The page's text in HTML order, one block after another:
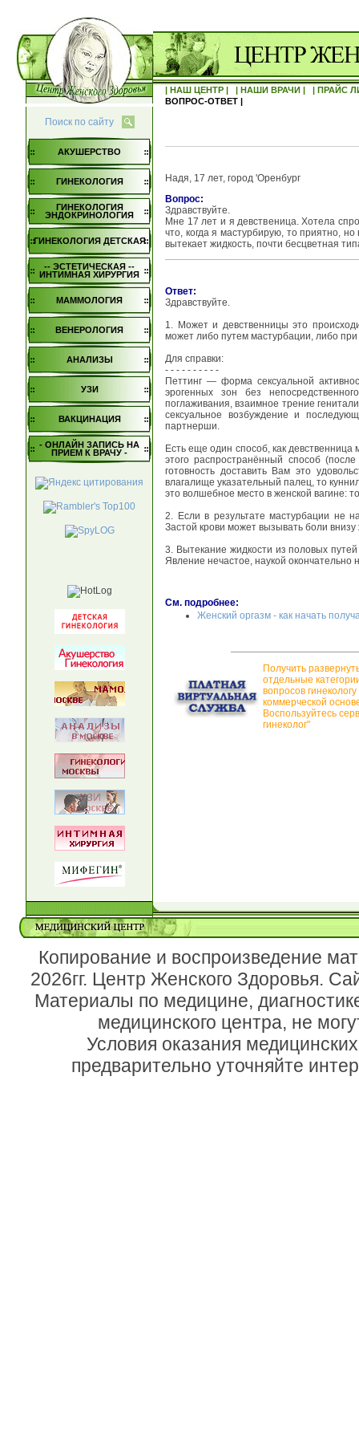
| НАШ ЦЕНТР | | НАШИ ВРАЧИ |
| ПРАЙС
ВОПРОС-ОТВЕТ |
Поиск по сайту
АКУШЕРСТВО
ГИНЕКОЛОГИЯ
ГИНЕКОЛОГИЯ
ЭНДОКРИНОЛОГИЯ
ГИНЕКОЛОГИЯ ДЕТСКАЯ
-- ЭСТЕТИЧЕСКАЯ --
ИНТИМНАЯ ХИРУРГИЯ
МАММОЛОГИЯ
ВЕНЕРОЛОГИЯ
АНАЛИЗЫ
УЗИ
ВАКЦИНАЦИЯ
- ОНЛАЙН ЗАПИСЬ НА
ПРИЕМ К ВРАЧУ -
Надя, 17 лет, город 'Оренбург
Вопрос:
Здравствуйте.
Мне 17 лет и я девственица. Хотела
что, когда я мастурбирую, то приятно,
вытекает жидкость, почти бесцветная
Ответ:
Здравствуйте.
1. Может и девственницы это
может либо путем мастурбации, либо при
Для справки:
- - - - - - - - - -
Петтинг — форма сексуальной
эрогенных зон без
поглаживания, взаимное трение
сексуальное возбуждение и
партнерши.
Есть еще один способ, как
этого распространённый способ
готовность доставить Вам это
влагалище указательный палец, то
это волшебное место в женской вагине:
2. Если в результате мастурбации не
Застой крови может вызывать боли
3. Вытекание жидкости из половых
Явление нечастое, наукой окончательно
См. подробнее:
Женский оргазм - как начать
Получить
отдельные
вопросов
коммерческой
Воспользуйтесь
гинеколог"
Копирование и воспроизведение
2026гг. Центр Женского Здоровья.
Материалы по медицине,
медицинского центра, не
Условия оказания
предварительно уточняйте